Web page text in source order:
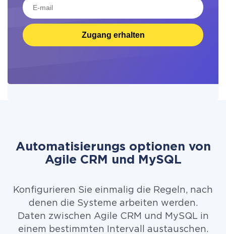
Zugang erhalten
Automatisierungs optionen von
Agile CRM und MySQL
Konfigurieren Sie einmalig die Regeln, nach
denen die Systeme arbeiten werden.
Daten zwischen Agile CRM und MySQL in
einem bestimmten Intervall austauschen.